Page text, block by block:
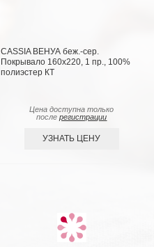
CASSIA ВЕНУА беж.-сер.
Покрывало 160х220, 1 пр., 100%
полиэстер КТ
Цена доступна только
послерегистрации
УЗНАТЬ ЦЕНУ